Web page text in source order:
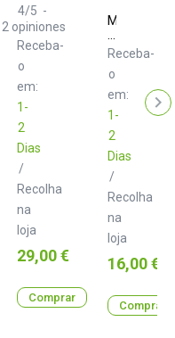
Pro
Case
CA
X
Black
Receba-
o
em:
1-
2
Dias
/
Recolha
na
loja
4/5 -
2 opiniones
Preço
29,00 €
Comprar
MyVolts
Beatsplitter
Receba-
o
em:
1-
2
Dias
/
Recolha
na
loja
Preço
16,00 €
Comprar